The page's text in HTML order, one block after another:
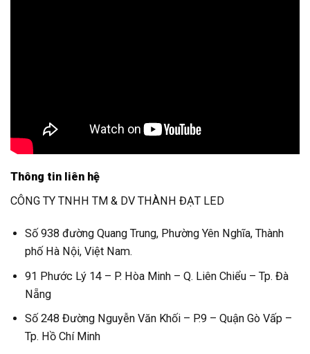
Thông tin liên hệ
CÔNG TY TNHH TM & DV THÀNH ĐẠT LED
Số 938 đường Quang Trung, Phường Yên Nghĩa, Thành
phố Hà Nội, Việt Nam.
91 Phước Lý 14 – P. Hòa Minh – Q. Liên Chiểu – Tp. Đà
Nẵng
Số 248 Đường Nguyễn Văn Khối – P.9 – Quận Gò Vấp –
Tp. Hồ Chí Minh